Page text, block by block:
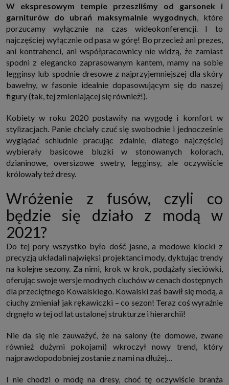
Na naszych stronach używamy znaczników internetowych takich jak pliki
np. cookie lub local storage do zbierania i przetwarzania danych
osobowych w celu personalizowania treści i reklam oraz analizowania
ruchu na stronach, aplikacjach i w Internecie. W ten sposób technologię tę
wykorzystują również podmioty z Grupy SAGIER oraz nasi Zaufani
Partnerzy, którzy także chcą dopasowywać reklamy do Twoich preferencji.
Cookies to dane informatyczne zapisywane w plikach i przechowywane na
Twoim urządzeniu końcowym (tj. twój komputer, tablet, smartphone itp.),
które przeglądarka wysyła do serwera przy każdorazowym wejściu na
stronę z tego urządzenia, podczas gdy odwiedzasz strony w Internecie.
Szczegółową informację na temat plików cookie i ich funkcjonowania
znajdziesz pod tym linkiem
. Pod tym linkiem znajdziesz także informację
o tym jak zmienić ustawienia przeglądarki, aby ograniczyć lub wyłączyć
urządzenia.
Twoje uprawnienia
Przysługują Ci następujące uprawnienia wobec Twoich danych i ich
przetwarzania przez nas, inne podmioty z Grupy SAGIER i Zaufanych
Partnerów:
1. Jeśli udzieliłeś zgody na przetwarzanie danych możesz ją w każdej
chwili wycofać (cofnięcie zgody oczywiście nie uchyli zgodności z prawem
2. Masz również prawo żądania dostępu do Twoich danych osobowych, ich
sprostowania, usunięcia lub ograniczenia przetwarzania, prawo do
przeniesienia danych, wyrażenia sprzeciwu wobec przetwarzania danych
oraz prawo do wniesienia skargi do organu nadzorczego, którym w Polsce
jest Prezes Urzędu Ochrony Danych Osobowych.
znajdziesz dodatkowe informacje dotyczące przetwarzania danych i
W ekspresowym tempie przeszliśmy od garsonek i
garniturów do ubrań maksymalnie wygodnych, które
porzucamy wyłącznie na czas wideokonferencji. I to
najczęściej wyłącznie od pasa w górę! Bo przecież ani prezes,
ani kontrahenci, ani współpracownicy nie widzą, że zamiast
spodni z elegancko zaprasowanym kantem, mamy na sobie
legginsy lub spodnie dresowe z najprzyjemniejszej dla skóry
bawełny, w fasonie idealnie dopasowującym się do naszej
figury (tak, tej zmieniającej się również!).
Kobiety w roku 2020 postawiły na wygodę i komfort w
stylizacjach. Panie chciały czuć się swobodnie i jednocześnie
wyglądać schludnie pracując zdalnie, dlatego najczęściej
wybierały basicowe bluzki w stonowanych kolorach,
dzianinowe, oversizowe swetry, legginsy, ale oczywiście
królowały też dresy.
Wróżenie z fusów, czyli co
będzie się działo z modą w
2021?
Do tej pory wszystko było dość jasne, a modowe klocki z
precyzją układali najwięksi projektanci mody, dyktując trendy
na kolejne sezony. Za nimi, krok w krok, podążały sieciówki,
oferując swoje wersje modnych ciuchów w cenach dostępnych
dla przeciętnego Kowalskiego. Kowalski zaś bawił się modą, a
ciuchy zmieniał jak rękawiczki – co sezon! Teraz coś wyraźnie
drgnęło w tej od lat ustalonej strukturze i hierarchii!
Nie da się nie zauważyć, że na salony (te domowe, zwane
również dużymi pokojami) wkroczył nowy trend, który
najprawdopodobniej zostanie z nami na dłużej…
I nie chodzi o modę na dresy, choć tę oczywiście branża